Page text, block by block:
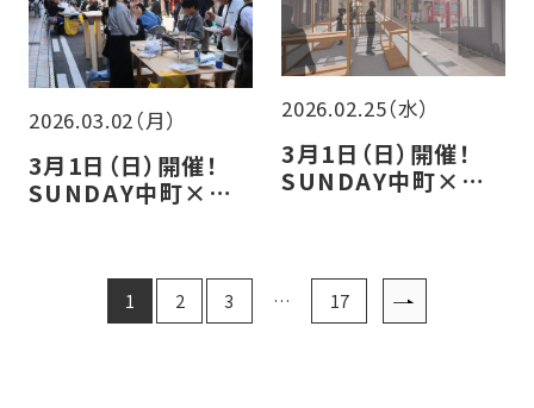
2026.03.02（月）
3月1日（日）開催！
SUNDAY中町×九
2026.02.25（水）
3月1日（日）開催！
SUNDAY中町×九
1 2 3 … 17